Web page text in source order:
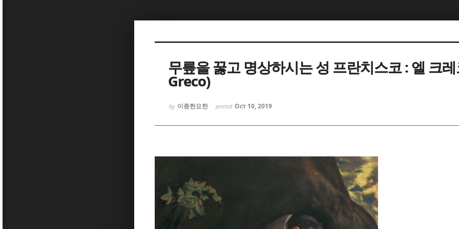
무릎을 꿇고 명상하시는 성 프란치스코 : 엘 크레
Greco)
by 이종한요한 posted Oct 10, 2019
Sketchbook5, 스케치북5
Sketchbook5, 스케치북5
Sketchbook5, 스케치북5
Sketchbook5, 스케치북5